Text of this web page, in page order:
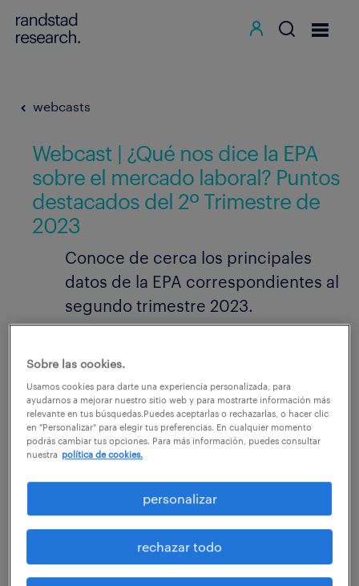
webcasts
Webcast | ¿Qué nos dice la EPA
sobre el mercado laboral? Puntos
destacados del 2º Trimestre de
2023
Conoce de cerca los principales
datos de la EPA correspondientes al
segundo trimestre 2023.
compartir en:
(Encuesta de Población Activa), y la recuperación del
mercado laboral en el segundo trimestre de 2023 de
la mano de Valentín Bote, director de Randstad
Sobre las cookies.
Usamos cookies para darte una experiencia personalizada, para
ayudarnos a mejorar nuestro sitio web y para mostrarte información más
relevante en tus búsquedas.Puedes aceptarlas o rechazarlas, o hacer clic
en "Personalizar" para elegir tus preferencias. En cualquier momento
podrás cambiar tus opciones. Para más información, puedes consultar
nuestra política de cookies.
personalizar
rechazar todo